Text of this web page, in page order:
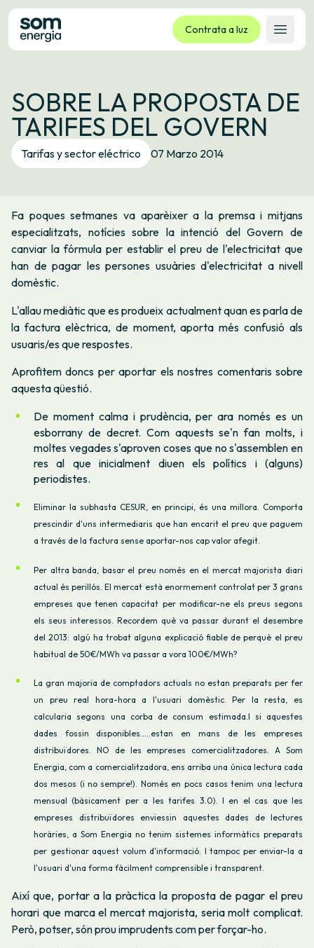
Contrata a luz
Abrir
Tarifas
Servizos
Empresas
La cooperativa
Oficina virtual
Idioma: ES CA GL EU
SOBRE LA PROPOSTA DE
TARIFES DEL GOVERN
Tarifas y sector eléctrico 07 Marzo 2014
Fa poques setmanes va aparèixer a la premsa i mitjans
especialitzats, notícies sobre la intenció del Govern de
canviar la fórmula per establir el preu de l'electricitat que
han de pagar les persones usuàries d'electricitat a nivell
domèstic.
L'allau mediàtic que es produeix actualment quan es parla de
la factura elèctrica, de moment, aporta més confusió als
usuaris/es que respostes.
Aprofitem doncs per aportar els nostres comentaris sobre
aquesta qüestió.
De moment calma i prudència, per ara només es un
esborrany de decret. Com aquests se'n fan molts, i
moltes vegades s'aproven coses que no s'assemblen en
res al que inicialment diuen els polítics i (alguns)
periodistes.
Eliminar la subhasta CESUR, en principi, és una millora. Comporta
prescindir d'uns intermediaris que han encarit el preu que paguem
a través de la factura sense aportar-nos cap valor afegit.
Per altra banda, basar el preu només en el mercat majorista diari
actual és perillós. El mercat està enormement controlat per 3 grans
empreses que tenen capacitat per modificar-ne els preus segons
els seus interessos. Recordem què va passar durant el desembre
del 2013: algú ha trobat alguna explicació fiable de perquè el preu
habitual de 50€/MWh va passar a vora 100€/MWh?
La gran majoria de comptadors actuals no estan preparats per fer
un preu real hora-hora a l'usuari domèstic. Per la resta, es
calcularia segons una corba de consum estimada.I si aquestes
dades fossin disponibles.....estan en mans de les empreses
distribuïdores. NO de les empreses comercialitzadores. A Som
Energia, com a comercialitzadora, ens arriba una única lectura cada
dos mesos (i no sempre!). Només en pocs casos tenim una lectura
mensual (bàsicament per a les tarifes 3.0). I en el cas que les
empreses distribuïdores enviessin aquestes dades de lectures
horàries, a Som Energia no tenim sistemes informàtics preparats
per gestionar aquest volum d'informació. I tampoc per enviar-la a
l'usuari d'una forma fàcilment comprensible i transparent.
Així que, portar a la pràctica la proposta de pagar el preu
horari que marca el mercat majorista, seria molt complicat.
Però, potser, són prou imprudents com per forçar-ho.